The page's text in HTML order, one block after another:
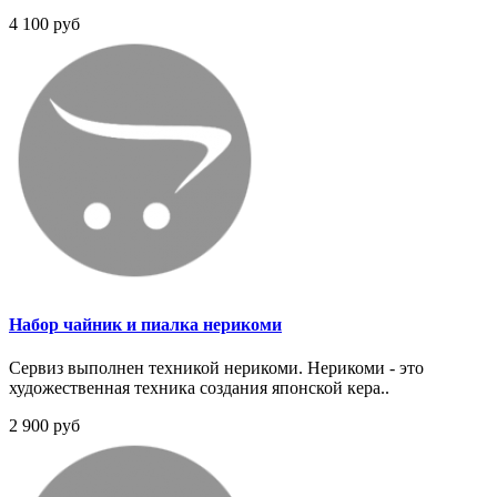
4 100 руб
Набор чайник и пиалка нерикоми
Сервиз выполнен техникой нерикоми. Нерикоми - это
художественная техника создания японской кера..
2 900 руб